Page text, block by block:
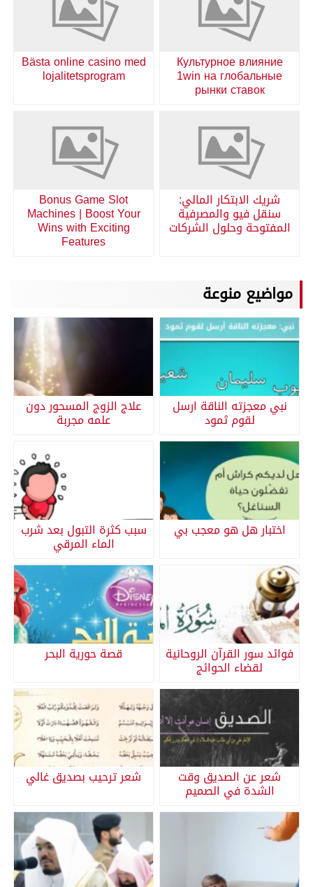
Культурное влияние
1win на глобальные
рынки ставок
Bästa online casino med
lojalitetsprogram
شريك الابتكار المالي:
سنقل فيو والمصرفية
المفتوحة وحلول الشركات
Bonus Game Slot
Machines | Boost Your
Wins with Exciting
Features
مواضيع منوعة
نبي معجزته الناقة ارسل
لقوم ثمود
علاج الزوج المسحور دون
علمه مجربة
اختبار هل هو معجب بي سبب كثرة التبول بعد شرب
الماء المرقي
فوائد سور القرآن الروحانية
لقضاء الحوائج
قصة حورية البحر
شعر عن الصديق وقت
الشدة في الصميم
شعر ترحيب بصديق غالي